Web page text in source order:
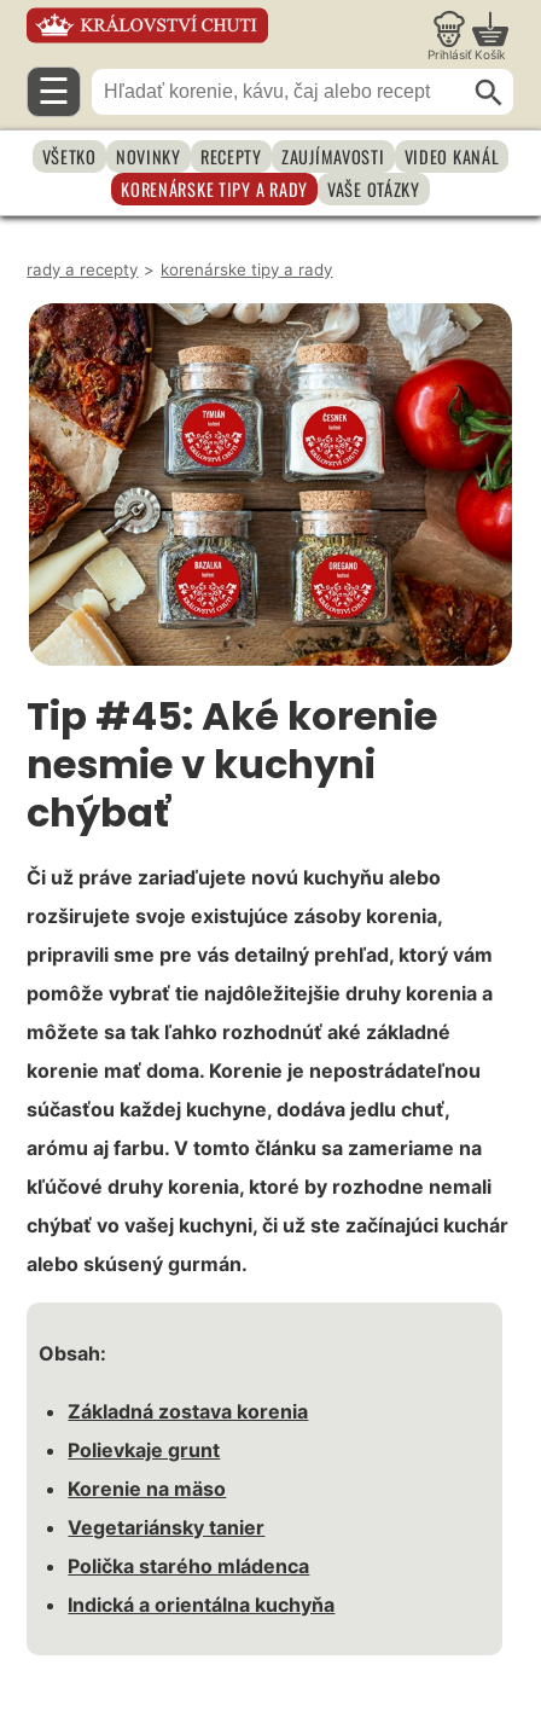
Prihlásiť Košík
☰
VŠETKO NOVINKY RECEPTY ZAUJÍMAVOSTI
VIDEO KANÁL
KORENÁRSKE TIPY A RADY
VAŠE OTÁZKY
rady a recepty > korenárske tipy a rady
Tip #45: Aké korenie
nesmie v kuchyni
chýbať
Či už práve zariaďujete novú kuchyňu alebo
rozširujete svoje existujúce zásoby korenia,
pripravili sme pre vás detailný prehľad, ktorý vám
pomôže vybrať tie najdôležitejšie druhy korenia a
môžete sa tak ľahko rozhodnúť aké základné
korenie mať doma. Korenie je nepostrádateľnou
súčasťou každej kuchyne, dodáva jedlu chuť,
arómu aj farbu. V tomto článku sa zameriame na
kľúčové druhy korenia, ktoré by rozhodne nemali
chýbať vo vašej kuchyni, či už ste začínajúci kuchár
alebo skúsený gurmán.
Obsah:
Základná zostava korenia
Polievkaje grunt
Korenie na mäso
Vegetariánsky tanier
Polička starého mládenca
Indická a orientálna kuchyňa